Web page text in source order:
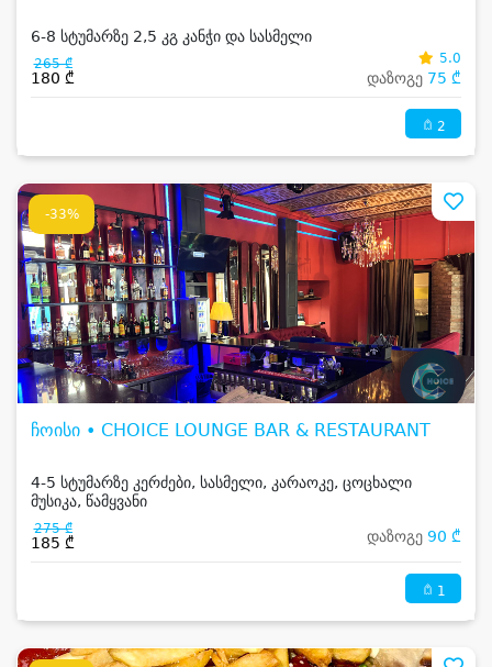
6-8 სტუმარზე 2,5 კგ კანჭი და სასმელი
265 ₾
180 ₾
5.0
დაზოგე 75 ₾
2
-33%
ჩოისი • CHOICE LOUNGE BAR & RESTAURANT
4-5 სტუმარზე კერძები, სასმელი, კარაოკე, ცოცხალი
მუსიკა, წამყვანი
275 ₾
185 ₾ დაზოგე 90 ₾
1